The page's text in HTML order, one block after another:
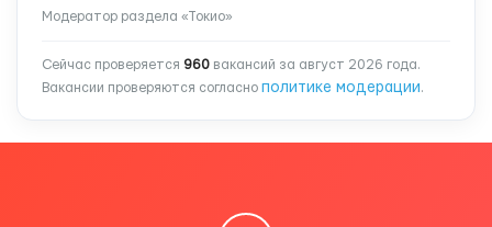
Модератор раздела «Токио»
Сейчас проверяется 960 вакансий за август 2026 года.
Вакансии проверяются согласно политике модерации.